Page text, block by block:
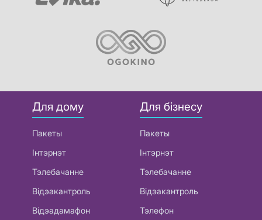
Для дому
Пакеты
Інтэрнэт
Тэлебачанне
Відэакантроль
Відэадамафон
Для бізнесу
Пакеты
Інтэрнэт
Тэлебачанне
Відэакантроль
Тэлефон